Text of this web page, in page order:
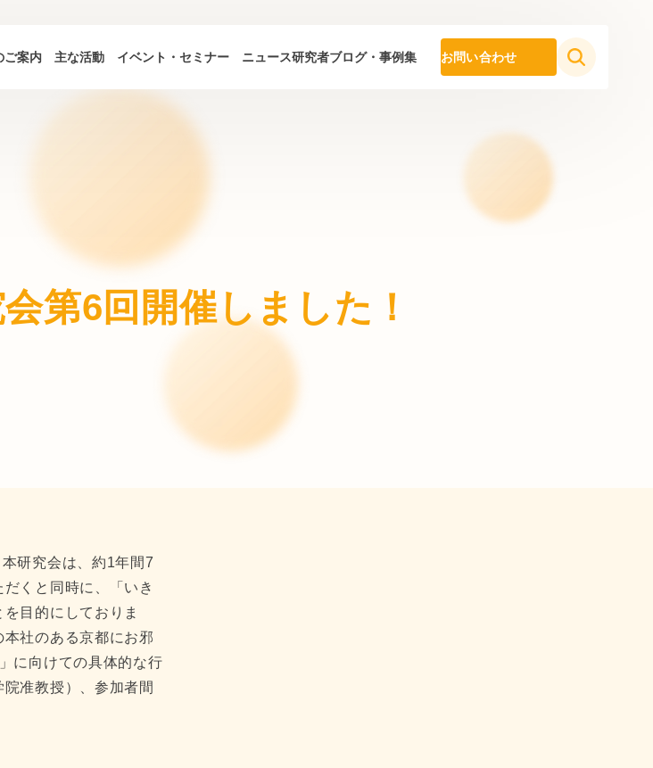
ご案内 主な活動 イベント・セミナー ニュース研究者ブログ・事例集 お問い合わせ
第6回開催しました！
研究会は、約1年間7
くと同時に、「いき
目的にしておりま
社のある京都にお邪
に向けての具体的な行
准教授）、参加者間